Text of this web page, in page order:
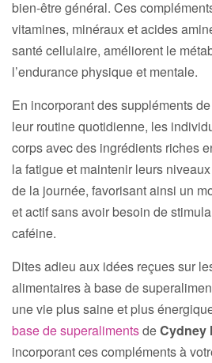
bien-être général. Ces
vitamines, minéraux et acides
santé cellulaire, améliorent le
l’endurance physique et mentale.
En incorporant des suppléments
leur routine quotidienne, les
corps avec des ingrédients riches
la fatigue et maintenir leurs
de la journée, favorisant ainsi un
et actif sans avoir besoin de
caféine.
Dites adieu aux idées reçues sur
alimentaires à base de
une vie plus saine et plus
base de superalimentsdeCydney
incorporant ces compléments à